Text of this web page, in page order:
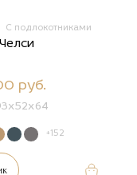
С подлокотниками
руб.
+152